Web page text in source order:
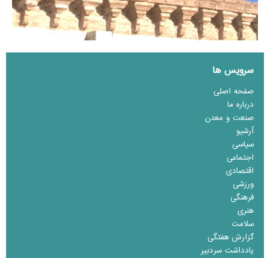
سرویس ها
صفحه اصلی
درباره ما
صنعت و معدن
آرشیو
سیاسی
اجتماعی
اقتصادی
ورزشی
فرهنگی
هنری
سلامت
گزارش هفتگی
یادداشت سردبیر